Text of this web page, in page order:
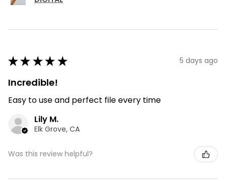
★ ★ ★ ★ ★ 5 days ago
Incredible!
Easy to use and perfect file every time
Lily M.
Elk Grove, CA
Was this review helpful?